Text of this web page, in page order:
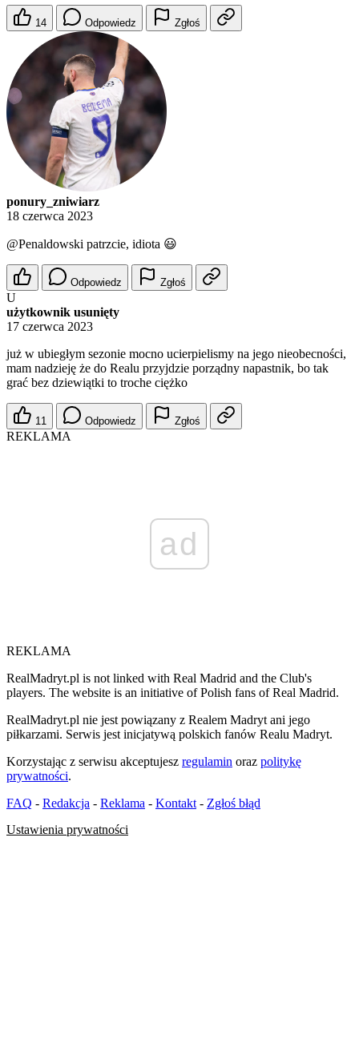
14 Odpowiedz Zgłoś
ponury_zniwiarz
18 czerwca 2023
@Penaldowski patrzcie, idiota 😃
Odpowiedz Zgłoś
U
użytkownik usunięty
17 czerwca 2023
już w ubiegłym sezonie mocno ucierpielismy na jego nieobecności,
mam nadzieję że do Realu przyjdzie porządny napastnik, bo tak
grać bez dziewiątki to troche ciężko
11 Odpowiedz Zgłoś
REKLAMA
ad
REKLAMA
RealMadryt.pl is not linked with Real Madrid and the Club's
players. The website is an initiative of Polish fans of Real Madrid.
RealMadryt.pl nie jest powiązany z Realem Madryt ani jego
piłkarzami. Serwis jest inicjatywą polskich fanów Realu Madryt.
Korzystając z serwisu akceptujesz regulamin oraz politykę
prywatności.
FAQ - Redakcja - Reklama - Kontakt - Zgłoś błąd
Ustawienia prywatności